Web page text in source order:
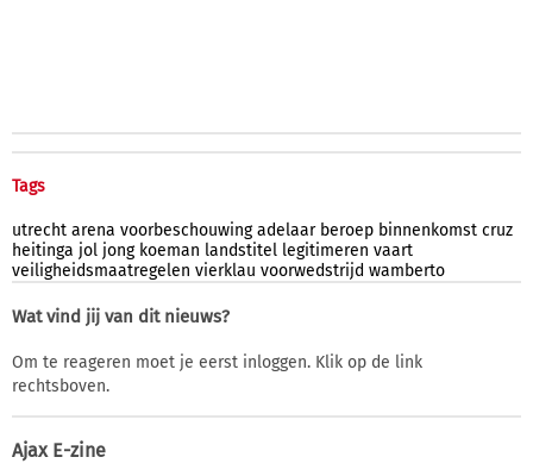
Tags
utrecht arena voorbeschouwing adelaar beroep binnenkomst cruz
heitinga jol jong koeman landstitel legitimeren vaart
veiligheidsmaatregelen vierklau voorwedstrijd wamberto
Wat vind jij van dit nieuws?
Om te reageren moet je eerst inloggen. Klik op de link
rechtsboven.
Ajax E-zine